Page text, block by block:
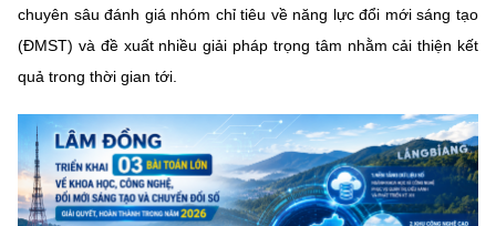
Chọn ngôn ngữ
BỘ KHOA HỌC VÀ CÔNG NGHỆ
MINISTRY OF SCIENCE AND TECHNOLOGY
chuyên sâu đánh giá nhóm chỉ tiêu về năng lực đổi mới sáng tạo
(ĐMST) và đề xuất nhiều giải pháp trọng tâm nhằm cải thiện kết
quả trong thời gian tới.